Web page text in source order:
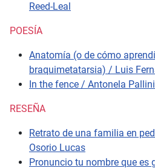
Reed-Leal
POESÍA
Anatomía (o de cómo
braquimetatarsia) / Luis
In the fence / Antonela
RESEÑA
Retrato de una familia en
Osorio Lucas
Pronuncio tu nombre que es